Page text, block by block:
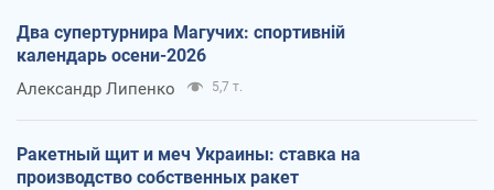
Два супертурнира Магучих: спортивній
календарь осени-2026
Александр Липенко 5,7 т.
Ракетный щит и меч Украины: ставка на
производство собственных ракет